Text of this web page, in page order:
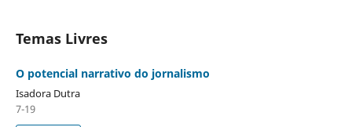
Temas Livres
O potencial narrativo do jornalismo
Isadora Dutra
7-19